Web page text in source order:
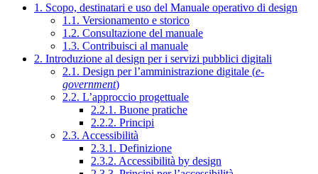
1. Scopo, destinatari e uso del Manuale operativo di design
1.1. Versionamento e storico
1.2. Consultazione del manuale
1.3. Contribuisci al manuale
2. Introduzione al design per i servizi pubblici digitali
2.1. Design per l’amministrazione digitale (e-
government)
2.2. L’approccio progettuale
2.2.1. Buone pratiche
2.2.2. Principi
2.3. Accessibilità
2.3.1. Definizione
2.3.2. Accessibilità by design